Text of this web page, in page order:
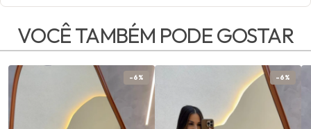
VOCÊ TAMBÉM PODE GOSTAR
-6% -6%